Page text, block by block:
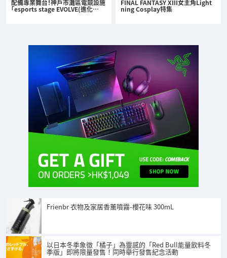
配備專業舞台！神戶市灘區電競設施
「esports stage EVOLVE(進化…
FINAL FANTASY XIII女主角Light
ning Cosplay特集
Frienbr 衣物及家居香薰噴霧-櫻花味 300mL
以日本冬季象徵「橘子」為靈感的「Red Bull能量飲料冬
季版」即將限量發售！同時舉行發售紀念活動